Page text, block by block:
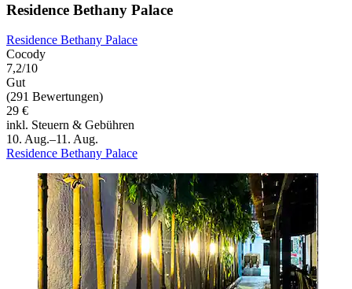
Residence Bethany Palace
Residence Bethany Palace
Cocody
7,2/10
Gut
(291 Bewertungen)
29 €
inkl. Steuern & Gebühren
10. Aug.–11. Aug.
Residence Bethany Palace